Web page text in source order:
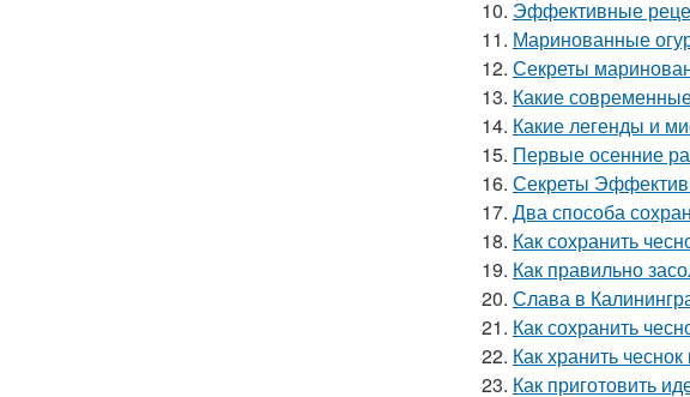
10. Эффективные
11. Маринованные
12. Секреты
13. Какие
14. Какие легенды и
15. Первые осенние
16. Секреты
17. Два способа
18. Как сохранить
19. Как правильно
20. Слава в
21. Как сохранить
22. Как хранить
23. Как приготовить